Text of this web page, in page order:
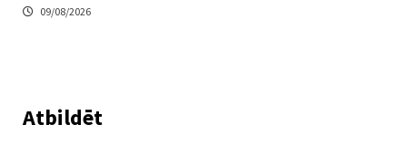
09/08/2026
Atbildēt